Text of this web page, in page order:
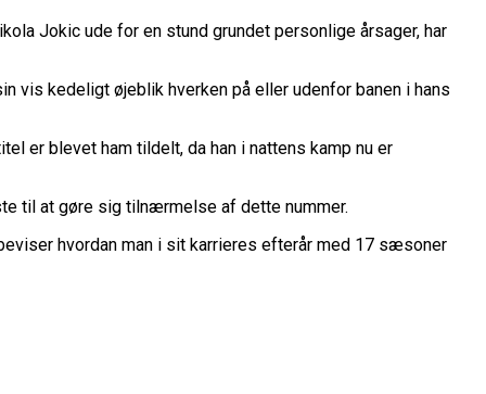
Overtidsdrama
Mål Er At Vinde Turneringen”
Største Scene
OL Nogensinde”
Jokic ude for en stund grundet personlige årsager, har
vis kedeligt øjeblik hverken på eller udenfor banen i hans
er blevet ham tildelt, da han i nattens kamp nu er
til at gøre sig tilnærmelse af dette nummer.
hvordan man i sit karrieres efterår med 17 sæsoner